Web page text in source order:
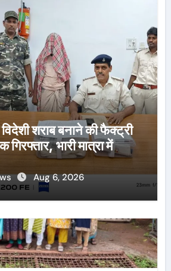
शराब बनाने की फैक्ट्री
भारी मात्रा में
Aug 6, 2026